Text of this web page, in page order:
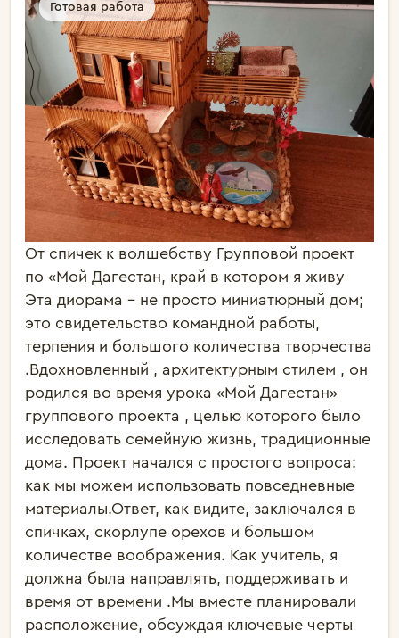
Готовая работа
От спичек к волшебству Групповой проект
по «Мой Дагестан, край в котором я живу
Эта диорама - не просто миниатюрный дом;
это свидетельство командной работы,
терпения и большого количества творчества
.Вдохновленный , архитектурным стилем , он
родился во время урока «Мой Дагестан»
группового проекта , целью которого было
исследовать семейную жизнь, традиционные
дома. Проект начался с простого вопроса:
как мы можем использовать повседневные
материалы.Ответ, как видите, заключался в
спичках, скорлупе орехов и большом
количестве воображения. Как учитель, я
должна была направлять, поддерживать и
время от времени .Мы вместе планировали
расположение, обсуждая ключевые черты